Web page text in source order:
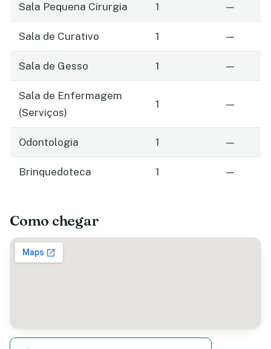
Sala Pequena Cirurgia 1 —
Sala de Curativo 1 —
Sala de Gesso 1 —
Sala de Enfermagem
(Serviços)
1 —
Odontologia 1 —
Brinquedoteca 1 —
Como chegar